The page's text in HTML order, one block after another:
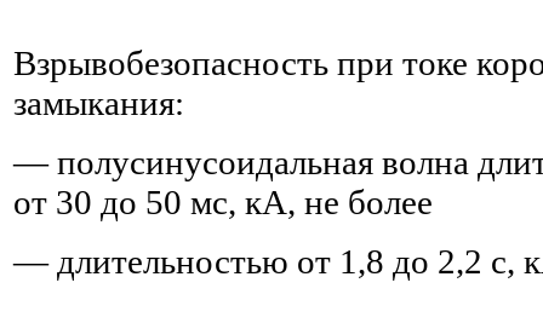
Взрывобезопасность при токе
замыкания:
— полусинусоидальная волна
от 30 до 50 мс, кА, не более
— длительностью от 1,8 до 2,2 с,